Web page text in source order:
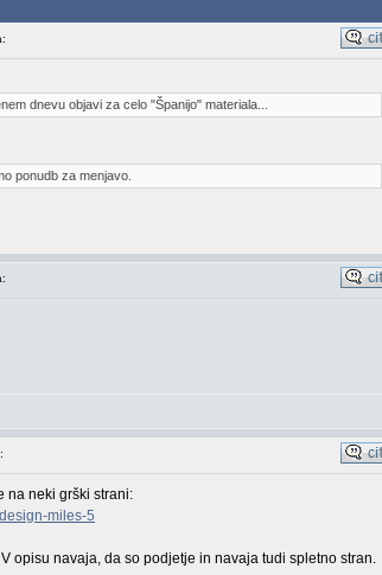
dnevu objavi za celo "Španijo" materiala...
ponudb za menjavo.
na neki grški strani:
miles-5
opisu navaja, da so podjetje in navaja tudi spletno stran.